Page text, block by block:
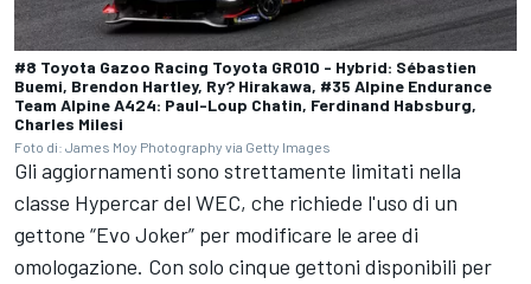
#8 Toyota Gazoo Racing Toyota GR010 - Hybrid: Sébastien
Buemi, Brendon Hartley, Ry? Hirakawa, #35 Alpine Endurance
Team Alpine A424: Paul-Loup Chatin, Ferdinand Habsburg,
Charles Milesi
Foto di: James Moy Photography via Getty Images
Gli aggiornamenti sono strettamente limitati nella
classe Hypercar del WEC, che richiede l'uso di un
gettone “Evo Joker” per modificare le aree di
omologazione. Con solo cinque gettoni disponibili per